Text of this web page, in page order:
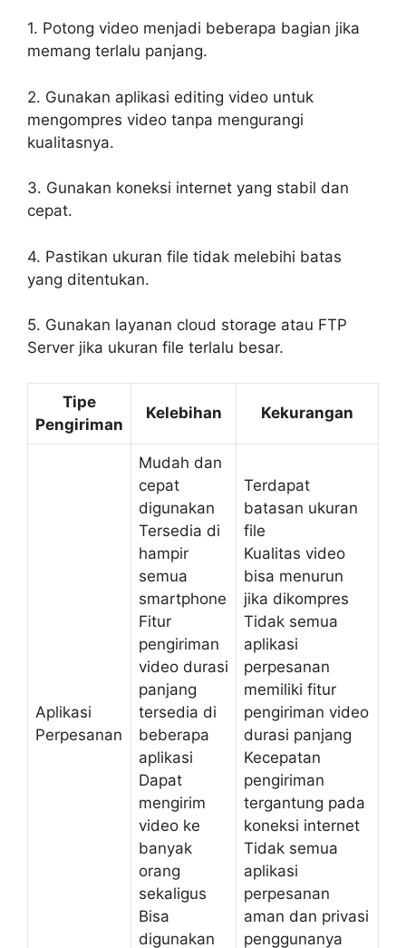
1. Potong video menjadi beberapa bagian jika
memang terlalu panjang.
2. Gunakan aplikasi editing video untuk
mengompres video tanpa mengurangi
kualitasnya.
3. Gunakan koneksi internet yang stabil dan
cepat.
4. Pastikan ukuran file tidak melebihi batas
yang ditentukan.
5. Gunakan layanan cloud storage atau FTP
Server jika ukuran file terlalu besar.
Tipe
Pengiriman
Kelebihan Kekurangan
Aplikasi
Perpesanan
Mudah dan
cepat
digunakan
Tersedia di
hampir
semua
smartphone
Fitur
pengiriman
video durasi
panjang
tersedia di
beberapa
aplikasi
Dapat
mengirim
video ke
banyak
orang
sekaligus
Bisa
digunakan
Terdapat
batasan ukuran
file
Kualitas video
bisa menurun
jika dikompres
Tidak semua
aplikasi
perpesanan
memiliki fitur
pengiriman video
durasi panjang
Kecepatan
pengiriman
tergantung pada
koneksi internet
Tidak semua
aplikasi
perpesanan
aman dan privasi
penggunanya